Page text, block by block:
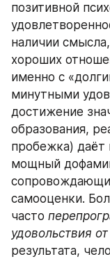
позитивной
наличии
хороших
именно с
минутными
достижение
образования,
пробежка) даёт
мощный
самооценки.
часто
удовольствия
результата,